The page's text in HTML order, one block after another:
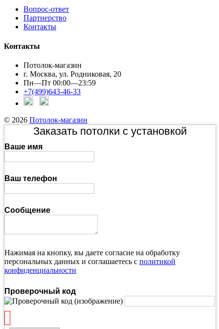
Вопрос-ответ
Партнерство
Контакты
Контакты
Потолок-магазин
г. Москва, ул. Родниковая, 20
Пн—Пт 00:00—23:59
+7(499)643-46-33
© 2026 Потолок-магазин
Заказать потолки с установкой
Ваше имя
Ваш телефон
Сообщение
Нажимая на кнопку, вы даете согласие на обработку
персональных данных и соглашаетесь с политикой
конфиденциальности
Проверочный код